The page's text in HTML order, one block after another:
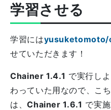
学習させる
学習には
せていただきます！
Chainer 1.4.1 で実行し
わっていた用なので、こ
は、Chainer 1.6.1 で実